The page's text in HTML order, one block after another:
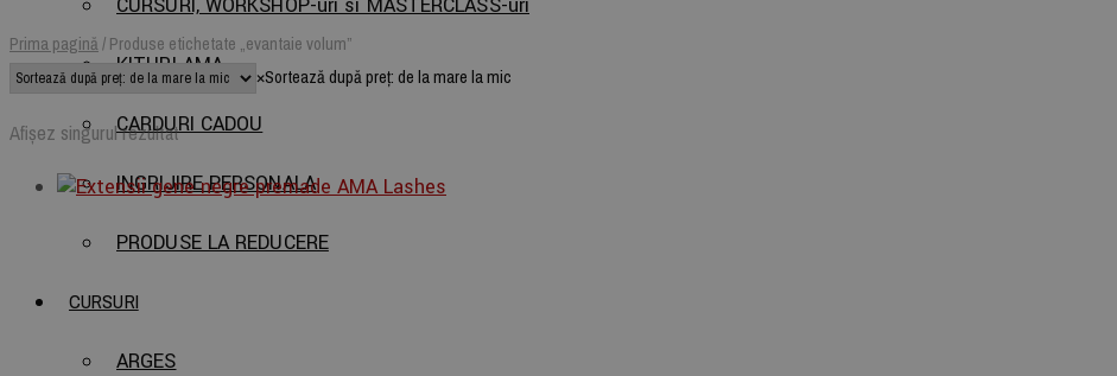
KITURI AMA
CARDURI CADOU
INGRIJIRE PERSONALA
PRODUSE LA REDUCERE
CURSURI
ARGES
Prima pagină/Produse etichetate „evantaie volum”
×Sortează după preț: de la mare la mic
Afișez singurul rezultat